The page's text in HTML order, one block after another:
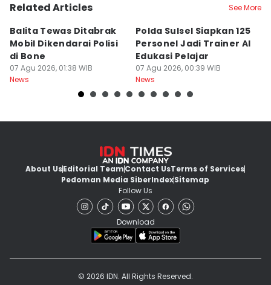
Related Articles See More
Balita Tewas Ditabrak
Mobil Dikendarai Polisi
di Bone
07 Agu 2026, 01:38 WIB
News
Polda Sulsel Siapkan 125
Personel Jadi Trainer AI
Edukasi Pelajar
07 Agu 2026, 00:39 WIB
News
About UsEditorial TeamContact UsTerms of Services
Pedoman Media SiberIndexSitemap
Follow Us
Download
© 2026 IDN. All Rights Reserved.